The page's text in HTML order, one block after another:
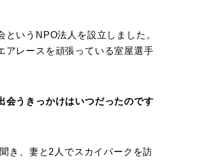
いうNPO法人を設立しました。
アレースを頑張っている室屋選手
うきっかけはいつだったのです
き、妻と2人でスカイパークを訪